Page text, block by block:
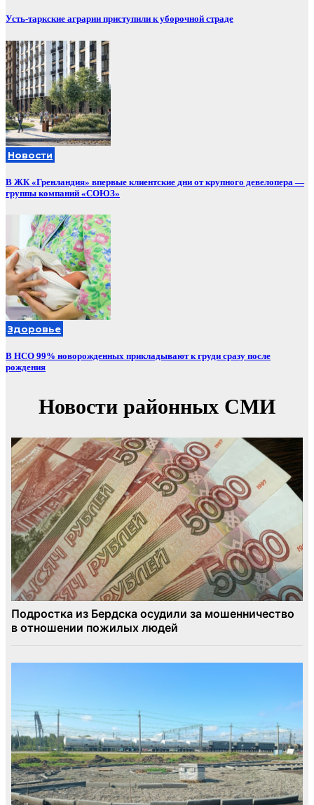
Усть-таркские аграрии приступили к уборочной страде
Новости
В ЖК «Гренландия» впервые клиентские дни от крупного девелопера —
группы компаний «СОЮЗ»
Здоровье
В НСО 99% новорожденных прикладывают к груди сразу после
рождения